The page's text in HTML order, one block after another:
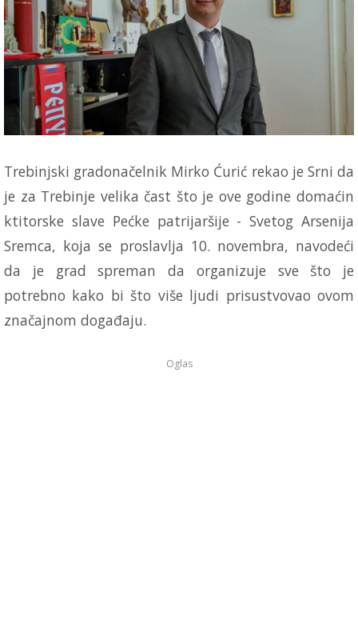
Trebinjski gradonačelnik Mirko Ćurić rekao je Srni da
je za Trebinje velika čast što je ove godine domaćin
ktitorske slave Pećke patrijaršije - Svetog Arsenija
Sremca, koja se proslavlja 10. novembra, navodeći
da je grad spreman da organizuje sve što je
potrebno kako bi što više ljudi prisustvovao ovom
značajnom događaju.
Oglas